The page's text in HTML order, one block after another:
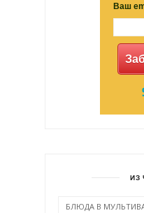
Ваш
ИЗ
БЛЮДА В